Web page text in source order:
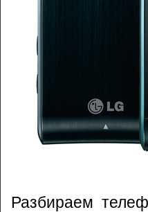
Разбираем